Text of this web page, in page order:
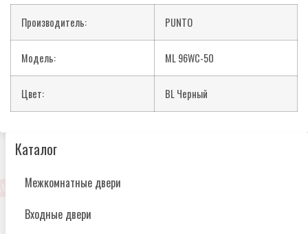
Производитель: PUNTO
Модель: ML 96WC-50
Цвет: BL Черный
Каталог
Межкомнатные двери
Входные двери